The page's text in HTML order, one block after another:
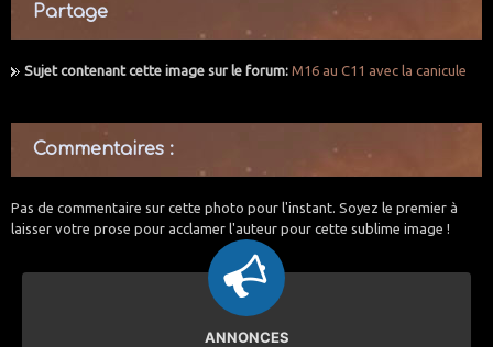
Partage
Sujet contenant cette image sur le forum: M16 au C11 avec la canicule
Commentaires :
Pas de commentaire sur cette photo pour l'instant. Soyez le premier à
laisser votre prose pour acclamer l'auteur pour cette sublime image !
ANNONCES